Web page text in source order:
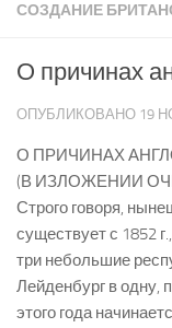
СОЗДАНИЕ
О причинах
ОПУБЛИКОВАНО 19
О ПРИЧИНАХ
(В ИЗЛОЖЕНИИ
Строго говоря,
существует с 1852
три небольшие
Лейденбург в одну,
этого года